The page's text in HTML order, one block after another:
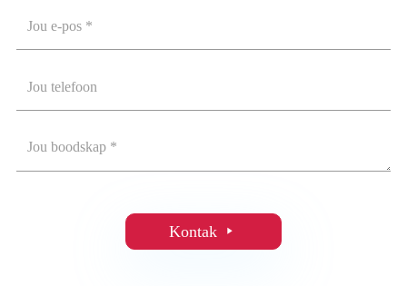
Kontak 